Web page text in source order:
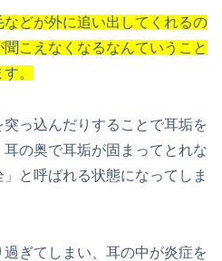
どが外に追い出してくれるの
こえなくなるなんていうこと
。
っ込んだりすることで耳垢を
の奥で耳垢が固まってとれな
と呼ばれる状態になってしま
ぎてしまい、耳の中が炎症を